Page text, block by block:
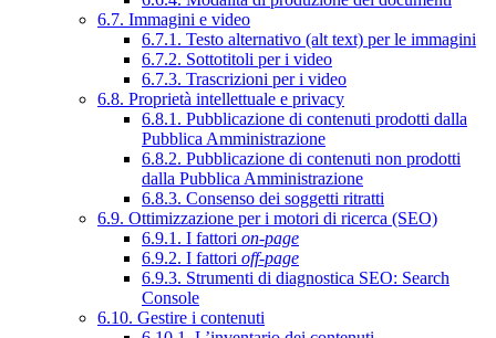
6.7. Immagini e video
6.7.1. Testo alternativo (alt text) per le immagini
6.7.2. Sottotitoli per i video
6.7.3. Trascrizioni per i video
6.8. Proprietà intellettuale e privacy
6.8.1. Pubblicazione di contenuti prodotti dalla
Pubblica Amministrazione
6.8.2. Pubblicazione di contenuti non prodotti
dalla Pubblica Amministrazione
6.8.3. Consenso dei soggetti ritratti
6.9. Ottimizzazione per i motori di ricerca (SEO)
6.9.1. I fattori on-page
6.9.2. I fattori off-page
6.9.3. Strumenti di diagnostica SEO: Search
Console
6.10. Gestire i contenuti